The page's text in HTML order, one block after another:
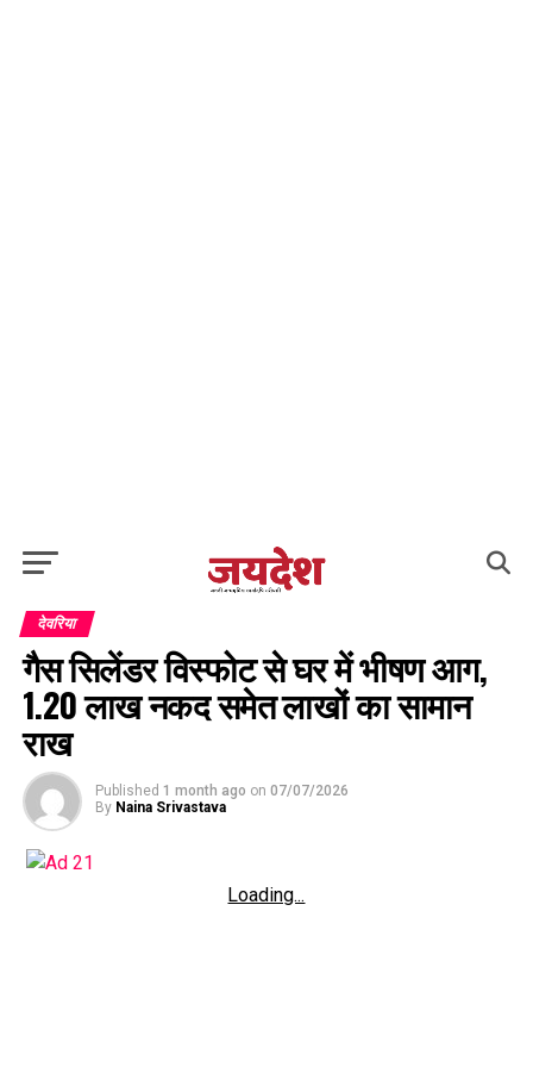
देवरिया
गैस सिलेंडर विस्फोट से घर में भीषण आग,
1.20 लाख नकद समेत लाखों का सामान
राख
Published 1 month ago on 07/07/2026
By Naina Srivastava
Loading...